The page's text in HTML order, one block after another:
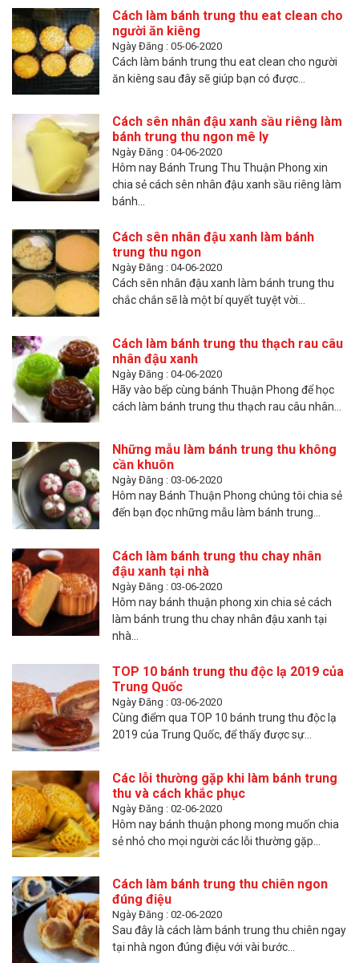
Cách làm bánh trung thu eat clean cho
người ăn kiêng
Ngày Đăng : 05-06-2020
Cách làm bánh trung thu eat clean cho người
ăn kiêng sau đây sẽ giúp bạn có được...
Cách sên nhân đậu xanh sầu riêng làm
bánh trung thu ngon mê ly
Ngày Đăng : 04-06-2020
Hôm nay Bánh Trung Thu Thuận Phong xin
chia sẻ cách sên nhân đậu xanh sầu riêng làm
bánh...
Cách sên nhân đậu xanh làm bánh
trung thu ngon
Ngày Đăng : 04-06-2020
Cách sên nhân đậu xanh làm bánh trung thu
chắc chắn sẽ là một bí quyết tuyệt vời...
Cách làm bánh trung thu thạch rau câu
nhân đậu xanh
Ngày Đăng : 04-06-2020
Hãy vào bếp cùng bánh Thuận Phong để học
cách làm bánh trung thu thạch rau câu nhân...
Những mẫu làm bánh trung thu không
cần khuôn
Ngày Đăng : 03-06-2020
Hôm nay Bánh Thuận Phong chúng tôi chia sẻ
đến bạn đọc những mẫu làm bánh trung...
Cách làm bánh trung thu chay nhân
đậu xanh tại nhà
Ngày Đăng : 03-06-2020
Hôm nay bánh thuận phong xin chia sẻ cách
làm bánh trung thu chay nhân đậu xanh tại
nhà...
TOP 10 bánh trung thu độc lạ 2019 của
Trung Quốc
Ngày Đăng : 03-06-2020
Cùng điểm qua TOP 10 bánh trung thu độc lạ
2019 của Trung Quốc, để thấy được sự...
Các lỗi thường gặp khi làm bánh trung
thu và cách khắc phục
Ngày Đăng : 02-06-2020
Hôm nay bánh thuận phong mong muốn chia
sẻ nhỏ cho mọi người các lỗi thường gặp...
Cách làm bánh trung thu chiên ngon
đúng điệu
Ngày Đăng : 02-06-2020
Sau đây là cách làm bánh trung thu chiên ngay
tại nhà ngon đúng điệu với vài bước...